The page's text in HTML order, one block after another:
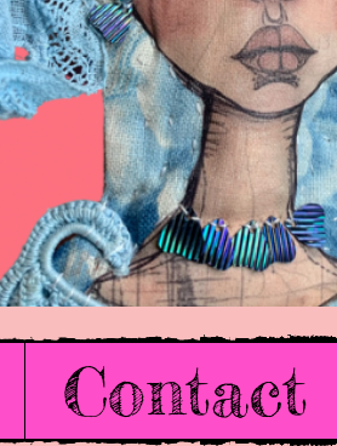
Contact